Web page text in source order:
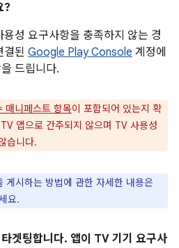
?
성 요구사항을 충족하지 않는 경
결된 Google Play Console 계정에
드립니다.
매니페스트 항목이 포함되어 있는지 확
앱으로 간주되지 않으며 TV 사용성
습니다.
시하는 방법에 관한 자세한 내용은
요.
겟팅합니다. 앱이 TV 기기 요구사